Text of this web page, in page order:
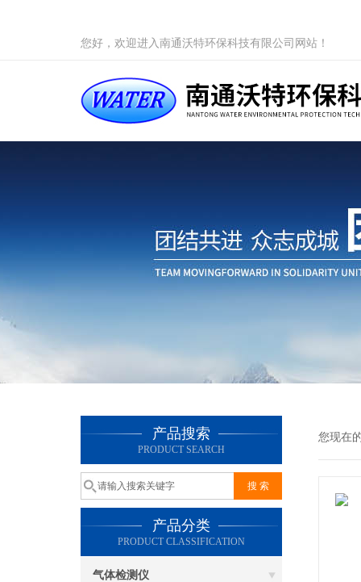
您好，欢迎进入南通沃特环保科技有限公司网站！
产品搜索
PRODUCT SEARCH
产品分类
PRODUCT CLASSIFICATION
气体检测仪
您现在